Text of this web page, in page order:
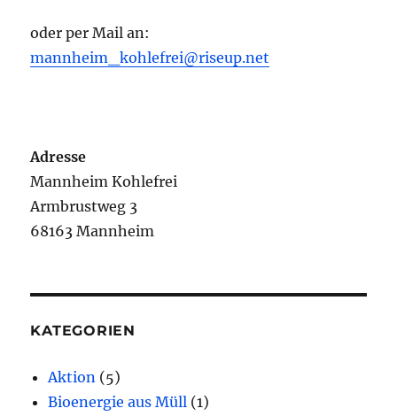
oder per Mail an:
mannheim_kohlefrei@riseup.net
Adresse
Mannheim Kohlefrei
Armbrustweg 3
68163 Mannheim
KATEGORIEN
Aktion (5)
Bioenergie aus Müll (1)